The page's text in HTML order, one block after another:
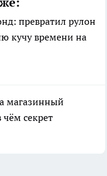
превратил рулон
кучу времени на
магазинный
секрет